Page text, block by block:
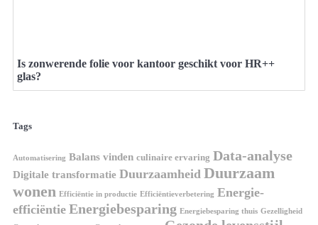
Is zonwerende folie voor kantoor geschikt voor HR++
glas?
Tags
Automatisering Balans vinden culinaire ervaring Data-analyse
Digitale transformatie Duurzaamheid Duurzaam
wonen Efficiëntie in productie Efficiëntieverbetering Energie-
efficiëntie Energiebesparing Energiebesparing thuis Gezelligheid